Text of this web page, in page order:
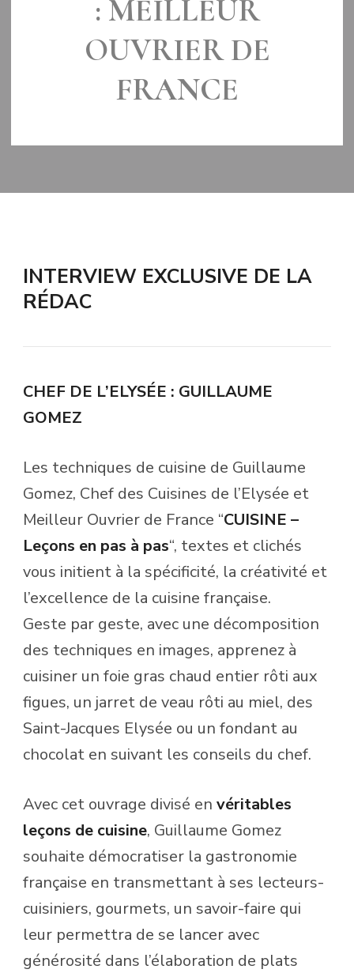
: MEILLEUR
OUVRIER DE
FRANCE
INTERVIEW EXCLUSIVE DE LA
RÉDAC
CHEF DE L’ELYSÉE : GUILLAUME
GOMEZ
Les techniques de cuisine de Guillaume
Gomez, Chef des Cuisines de l’Elysée et
Meilleur Ouvrier de France “CUISINE –
Leçons en pas à pas“, textes et clichés
vous initient à la spécificité, la créativité et
l’excellence de la cuisine française.
Geste par geste, avec une décomposition
des techniques en images, apprenez à
cuisiner un foie gras chaud entier rôti aux
figues, un jarret de veau rôti au miel, des
Saint-Jacques Elysée ou un fondant au
chocolat en suivant les conseils du chef.
Avec cet ouvrage divisé en véritables
leçons de cuisine, Guillaume Gomez
souhaite démocratiser la gastronomie
française en transmettant à ses lecteurs-
cuisiniers, gourmets, un savoir-faire qui
leur permettra de se lancer avec
générosité dans l’élaboration de plats